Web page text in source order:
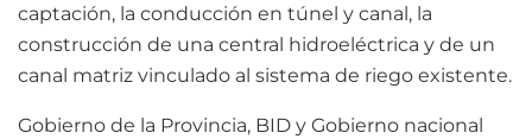
captación, la conducción en túnel y canal, la
construcción de una central hidroeléctrica y de un
canal matriz vinculado al sistema de riego existente.
Gobierno de la Provincia, BID y Gobierno nacional